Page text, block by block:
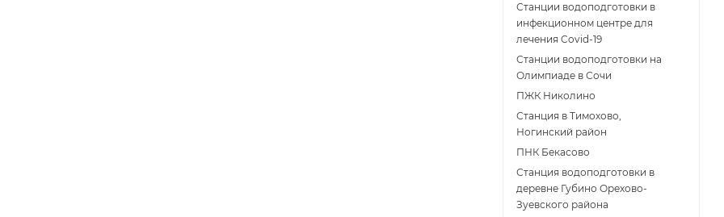
Станции водоподготовки в
инфекционном центре для
лечения Covid-19
Станции водоподготовки на
Олимпиаде в Сочи
ПЖК Николино
Станция в Тимохово,
Ногинский район
ПНК Бекасово
Станция водоподготовки в
деревне Губино Орехово-
Зуевского района